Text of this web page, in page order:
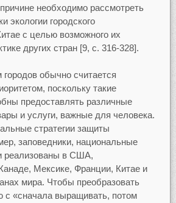
необходимо рассмотреть
экологии городского
с целью возможного их
других стран [9, с. 316-328].
обычно считается
поскольку такие
предоставлять различные
и услуги, важные для человека.
стратегии защиты
заповедники, национальные
реализованы в США,
Мексике, Франции, Китае и
мира. Чтобы преобразовать
с «сначала выращивать, потом